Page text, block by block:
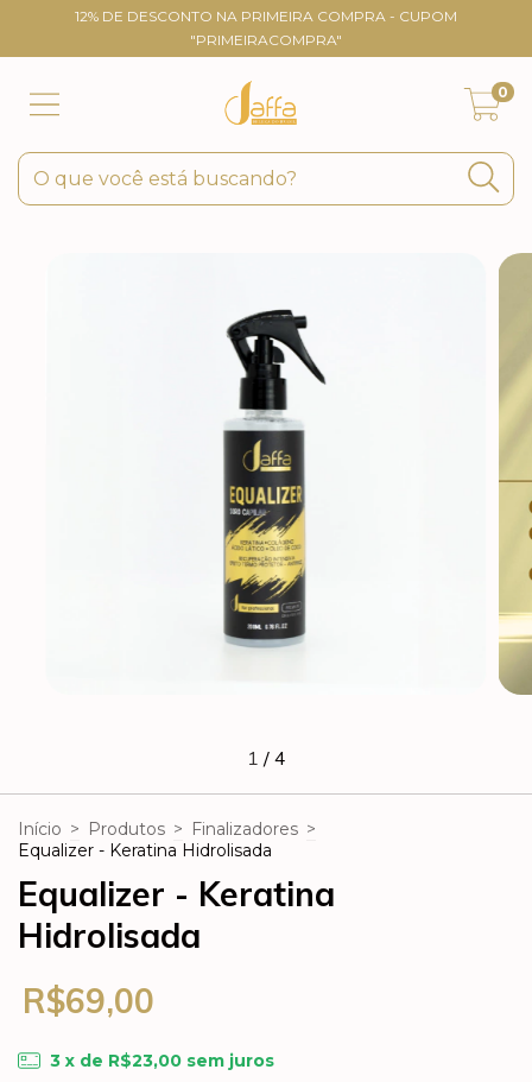
12% DE DESCONTO NA PRIMEIRA COMPRA - CUPOM
"PRIMEIRACOMPRA"
0
1 / 4
Início > Produtos > Finalizadores >
Equalizer - Keratina Hidrolisada
Equalizer - Keratina
Hidrolisada
R$69,00
3 x de R$23,00 sem juros